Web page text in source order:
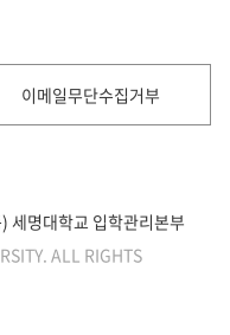
이메일무단수집거부
세명대학교 입학관리본부
ALL RIGHTS